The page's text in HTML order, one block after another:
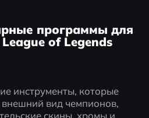
программы для
of Legends
инструменты, которые
вид чемпионов,
скины, хромы и